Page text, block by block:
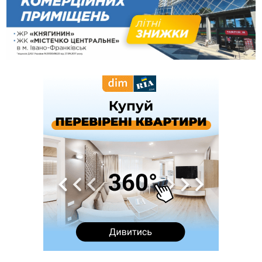
12:31 ВІДЕО "Едельвейси" щемливо привітали рідну Коломию з
Днем міста
11:55
Вчора у Франківську, Коломиї, Долині та Яремче
зафіксували рекордну спеку
11:45
У Надвірній п'яна жінка побила малолітнього хлопчика: суд
У басейні Дністра встановилася гідрологічна посуха - рівні
води наблизилися до найнижчих показників
У Бурштині поблизу АЗС сталася масова бійка, поліція
з'ясовує обставини
ФОП із Житомира після купівлі права вимоги за 120
тисяч позивається до Франківська на понад 20 млн грн
У горах біля Осмолоди за допомогою БПЛА розшукали
двох жінок, які заблукали під час збирання ягід
У Франківську вперше прооперували немовля без
відкритої операції
На лінії зіткнення загинув керівник пошукового загону